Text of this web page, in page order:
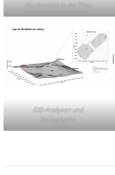
Blockhalden in der Rhön
GIS-Analysen und
Kartographie